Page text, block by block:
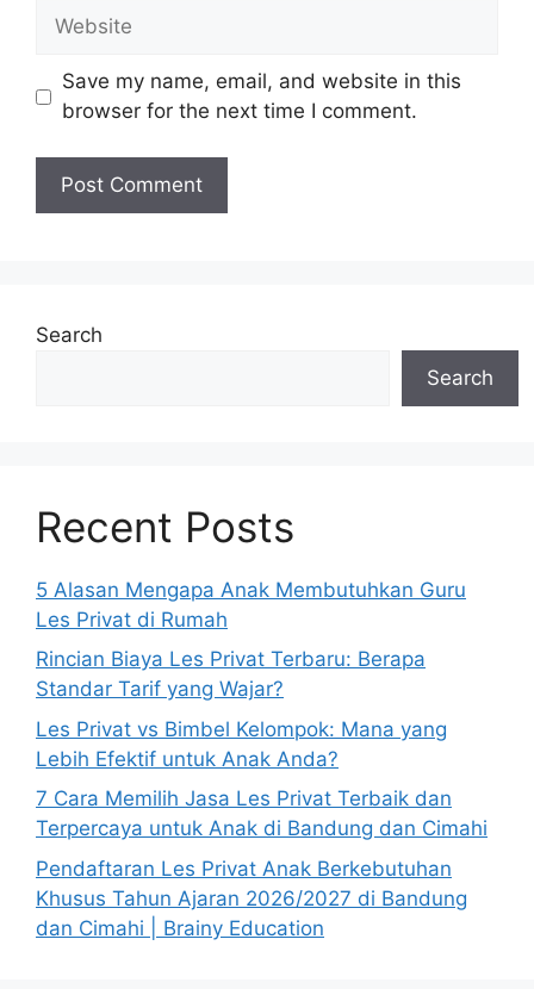
Website
Save my name, email, and website in this
browser for the next time I comment.
Search
Search
Recent Posts
5 Alasan Mengapa Anak Membutuhkan Guru
Les Privat di Rumah
Rincian Biaya Les Privat Terbaru: Berapa
Standar Tarif yang Wajar?
Les Privat vs Bimbel Kelompok: Mana yang
Lebih Efektif untuk Anak Anda?
7 Cara Memilih Jasa Les Privat Terbaik dan
Terpercaya untuk Anak di Bandung dan Cimahi
Pendaftaran Les Privat Anak Berkebutuhan
Khusus Tahun Ajaran 2026/2027 di Bandung
dan Cimahi | Brainy Education